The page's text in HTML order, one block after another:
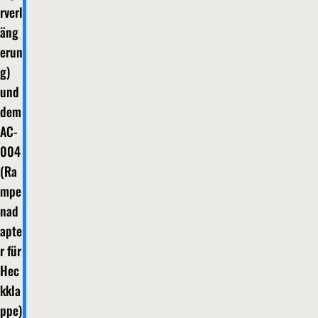
rverl
äng
erun
g)
und
dem
AC-
004
(Ra
mpe
nad
apte
r für
Hec
kkla
ppe)